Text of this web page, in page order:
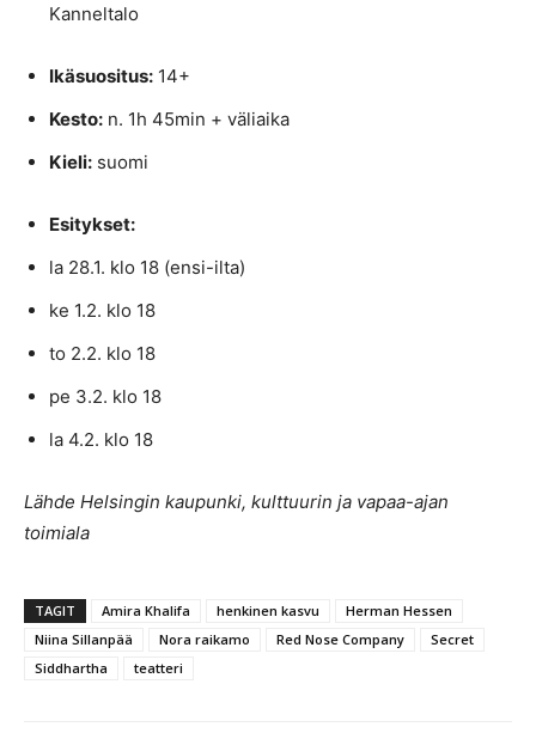
Kanneltalo
Ikäsuositus: 14+
Kesto: n. 1h 45min + väliaika
Kieli: suomi
Esitykset:
la 28.1. klo 18 (ensi-ilta)
ke 1.2. klo 18
to 2.2. klo 18
pe 3.2. klo 18
la 4.2. klo 18
Lähde Helsingin kaupunki, kulttuurin ja vapaa-ajan
toimiala
TAGIT Amira Khalifa henkinen kasvu
Herman Hessen
Niina Sillanpää
Nora raikamo Red Nose Company
Secret
Siddhartha
teatteri